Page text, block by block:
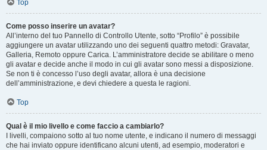
Top
Come posso inserire un avatar?
All’interno del tuo Pannello di Controllo Utente, sotto “Profilo” è possibile
aggiungere un avatar utilizzando uno dei seguenti quattro metodi: Gravatar,
Galleria, Remoto oppure Carica. L’amministratore decide se abilitare o meno
gli avatar e decide anche il modo in cui gli avatar sono messi a disposizione.
Se non ti è concesso l’uso degli avatar, allora è una decisione
dell’amministrazione, e devi chiedere a questa le ragioni.
Top
Qual è il mio livello e come faccio a cambiarlo?
I livelli, compaiono sotto al tuo nome utente, e indicano il numero di messaggi
che hai inviato oppure identificano alcuni utenti, ad esempio, moderatori e